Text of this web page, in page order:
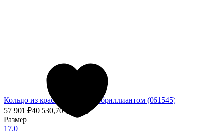
Кольцо из красного золота с бриллиантом (061545)
57 901 ₽40 530,70₽
Размер
17.0